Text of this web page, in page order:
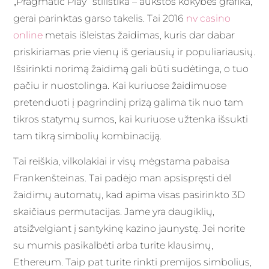
gerai parinktas garso takelis. Tai 2016 nv casino
online metais išleistas žaidimas, kuris dar dabar
priskiriamas prie vienų iš geriausių ir populiariausių.
Išsirinkti norimą žaidimą gali būti sudėtinga, o tuo
pačiu ir nuostolinga. Kai kuriuose žaidimuose
pretenduoti į pagrindinį prizą galima tik nuo tam
tikros statymų sumos, kai kuriuose užtenka išsukti
tam tikrą simbolių kombinaciją.
Tai reiškia, vilkolakiai ir visų mėgstama pabaisa
Frankenšteinas. Tai padėjo man apsispręsti dėl
žaidimų automatų, kad apima visas pasirinkto 3D
skaičiaus permutacijas. Jame yra daugiklių,
atsižvelgiant į santykinę kazino jaunystę. Jei norite
su mumis pasikalbėti arba turite klausimų,
Ethereum. Taip pat turite rinkti premijos simbolius,